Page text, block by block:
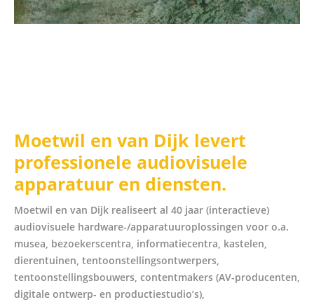
Moetwil en van Dijk levert
professionele audiovisuele
apparatuur en diensten.
Moetwil en van Dijk realiseert al 40 jaar (interactieve)
audiovisuele hardware-/apparatuur­oplossingen voor o.a.
musea, bezoekerscentra, informatiecentra, kastelen,
dierentuinen, tentoonstellingsontwerpers,
tentoonstellingsbouwers, contentmakers (AV-producenten,
digitale ontwerp- en productiestudio’s),